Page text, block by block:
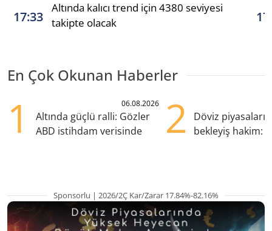
17:33
Altında kalıcı trend için 4380 seviyesi
takipte olacak
En Çok Okunan Haberler
1 06.08.2026
Altında güçlü ralli: Gözler
ABD istihdam verisinde
2
Döviz
bekleyiş hakim:
Sponsorlu | 2026/2Ç Kar/Zarar 17.84%-82.16%